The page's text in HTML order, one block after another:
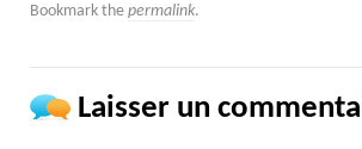
Bookmark the permalink.
Laisser un